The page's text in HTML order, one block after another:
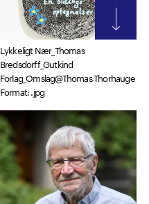
Lykkeligt Nær_Thomas
Bredsdorff_Gutkind
Forlag_Omslag@Thomas Thorhauge
Format: .jpg